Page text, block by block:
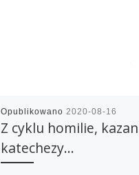
Opublikowano 2020-08-16
Z cyklu homilie,
katechezy…